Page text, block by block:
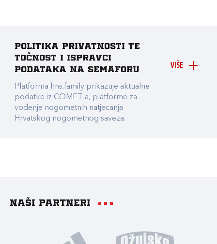
VIŠE
Politika privatnosti te
točnost i ispravci
podataka na Semaforu
Platforma hns.family prikazuje aktualne
podatke iz COMET-a, platforme za
vođenje nogometnih natjecanja
Hrvatskog nogometnog saveza.
Naši partneri